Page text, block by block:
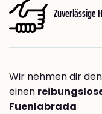
Zuverlässige
Wir nehmen dir
einen
Fuenlabrada